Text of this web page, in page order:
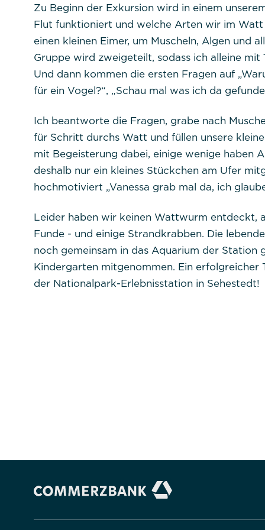
Zu Beginn der Exkursion wird in einem
Flut funktioniert und welche Arten wir im
einen kleinen Eimer, um Muscheln, Algen und
Gruppe wird zweigeteilt, sodass ich alleine mit
Und dann kommen die ersten Fragen auf
für ein Vogel?“, „Schau mal was ich da
Ich beantworte die Fragen, grabe nach
für Schritt durchs Watt und füllen unsere
mit Begeisterung dabei, einige wenige haben
deshalb nur ein kleines Stückchen am Ufer
hochmotiviert „Vanessa grab mal da, ich
Leider haben wir keinen Wattwurm entdeckt,
Funde - und einige Strandkrabben. Die
noch gemeinsam in das Aquarium der Station
Kindergarten mitgenommen. Ein
der Nationalpark-Erlebnisstation in Sehestedt!
Cookies:
Beschreibung:
Titel:
Anbieter: Commerzbank
Cookies:
Dauer:
Beschreibung: